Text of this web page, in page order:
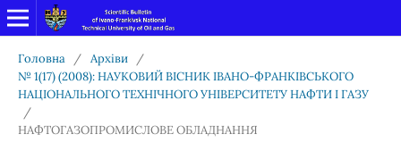
Головна / Архіви
/
№ 1(17) (2008): НАУКОВИЙ ВІСНИК ІВАНО-ФРАНКІВСЬКОГО
НАЦІОНАЛЬНОГО ТЕХНІЧНОГО УНІВЕРСИТЕТУ НАФТИ І ГАЗУ
/
НАФТОГАЗОПРОМИСЛОВЕ ОБЛАДНАННЯ